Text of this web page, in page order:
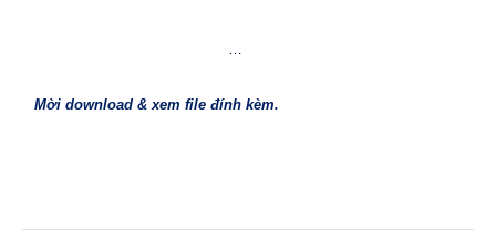
…
Mời download & xem file đính kèm.